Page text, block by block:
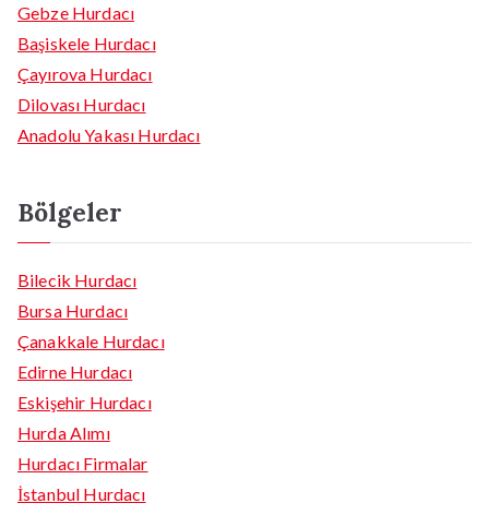
Gebze Hurdacı
Başiskele Hurdacı
Çayırova Hurdacı
Dilovası Hurdacı
Anadolu Yakası Hurdacı
Bölgeler
Bilecik Hurdacı
Bursa Hurdacı
Çanakkale Hurdacı
Edirne Hurdacı
Eskişehir Hurdacı
Hurda Alımı
Hurdacı Firmalar
İstanbul Hurdacı